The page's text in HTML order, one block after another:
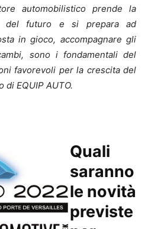
automobilistico prende la
del futuro e si prepara ad
in gioco, accompagnare gli
sono i fondamentali del
favorevoli per la crescita del
EQUIP AUTO.
Quali
saranno
le novità
previste